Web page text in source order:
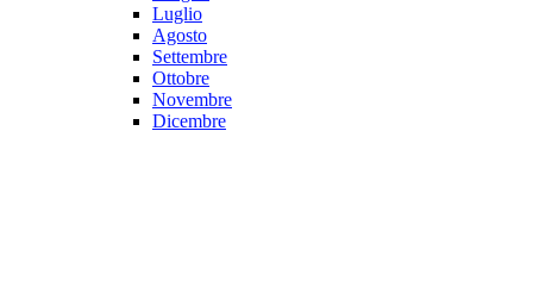
Luglio
Agosto
Settembre
Ottobre
Novembre
Dicembre